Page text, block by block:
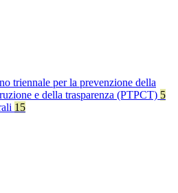
triennale per la prevenzione della
e della trasparenza (PTPCT) 5
15